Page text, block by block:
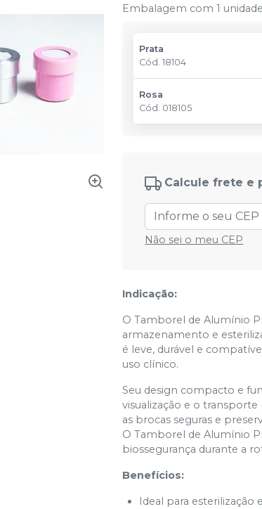
Embalagem com 1 unidade
Prata
Cód.18104
Rosa
Cód. 018105
Calcule frete e
Não sei o meu CEP
Indicação:
O Tamborel de Alumínio
armazenamento e
é leve, durável e
uso clínico.
Seu design compacto e
visualização e o
as brocas seguras e
O Tamborel de Alumínio
biossegurança durante a
Benefícios:
Ideal para esterilização